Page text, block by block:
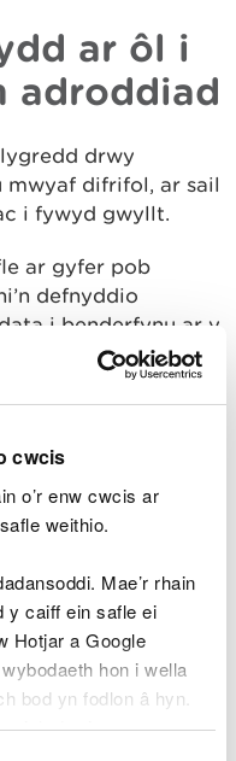
cwcis
o’r enw cwcis ar
weithio.
Mae’r rhain
y caiff ein safle ei
Hotjar a Google
hon i wella
bod yn fodlon â hyn.
eich dewis.
ar ôl i
adroddiad
drwy
mwyaf difrifol, ar sail
i fywyd gwyllt.
ar gyfer pob
defnyddio
i benderfynu ar y
unigol ar bob
arbenigol.
uniongyrchol i